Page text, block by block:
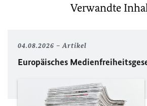
Verwandte
04.08.2026 Artikel
Europäisches